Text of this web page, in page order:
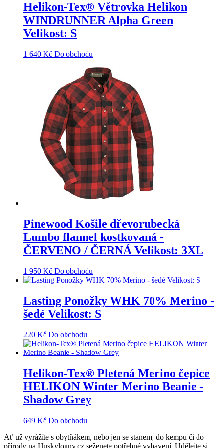
Helikon-Tex® Větrovka Helikon
WINDRUNNER Alpha Green
Velikost: S
1 640 Kč Do obchodu
Pinewood Košile dřevorubecká
Lumbo flannel kostkovaná -
ČERVENO / ČERNÁ Velikost: 3XL
1 950 Kč Do obchodu
Lasting Ponožky WHK 70% Merino -
šedé Velikost: S
220 Kč Do obchodu
Helikon-Tex® Pletená Merino čepice
HELIKON Winter Merino Beanie -
Shadow Grey
649 Kč Do obchodu
Ať už vyrážíte s obytňákem, nebo jen se stanem, do kempu či do
přírody na Huskylouny.cz seženete potřebné vybavení. Udělejte si